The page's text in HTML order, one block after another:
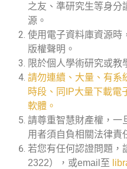
之友、準研究生等身分
源。
使用電子資料庫資源時
版權聲明。
限於個人學術研究或教
請勿連續、大量、有系
時段、同IP大量下載電
軟體。
請尊重智慧財產權，一
用者須自負相關法律責
若您有任何認證問題，
2322），或email至